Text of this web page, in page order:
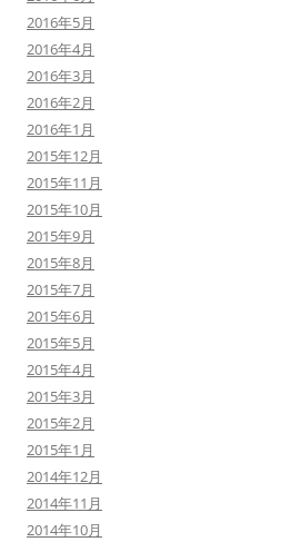
2016年5月
2016年4月
2016年3月
2016年2月
2016年1月
2015年12月
2015年11月
2015年10月
2015年9月
2015年8月
2015年7月
2015年6月
2015年5月
2015年4月
2015年3月
2015年2月
2015年1月
2014年12月
2014年11月
2014年10月